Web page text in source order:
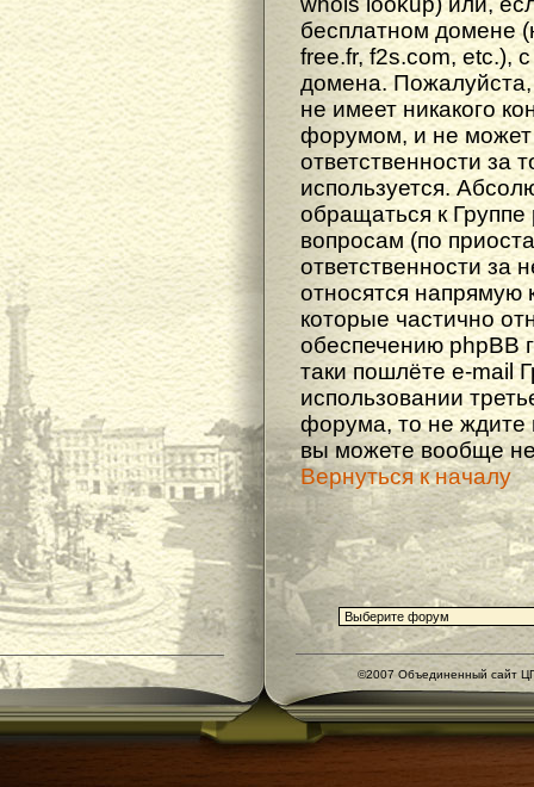
бесплатном домене
free.fr, f2s.com, etc.),
домена. Пожалуйста,
не имеет никакого
форумом, и не может
ответственности за
используется.
обращаться к
вопросам (по
ответственности за
относятся напрямую
которые частично
обеспечению phpBB
таки пошлёте e-mail
использовании
форума, то не ждите
вы можете вообще не
Вернуться к началу
©2007 Объединенный сайт